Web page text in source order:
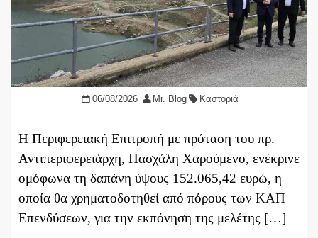
06/08/2026 Mr. Blog Καστοριά
Η Περιφερειακή Επιτροπή με πρόταση του πρ.
Αντιπεριφερειάρχη, Πασχάλη Χαρούμενο, ενέκρινε
ομόφωνα τη δαπάνη ύψους 152.065,42 ευρώ, η
οποία θα χρηματοδοτηθεί από πόρους των ΚΑΠ
Επενδύσεων, για την εκπόνηση της μελέτης […]